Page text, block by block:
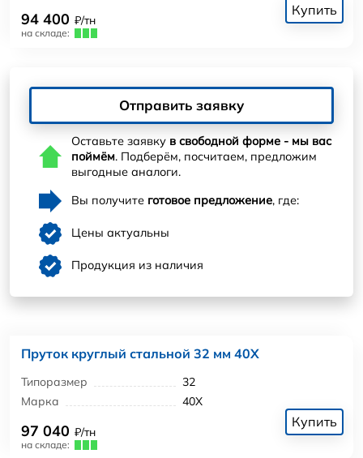
94 400 ₽/тн
на складе:
Купить
Отправить заявку
Оставьте заявку в свободной форме - мы вас
поймём. Подберём, посчитаем, предложим
выгодные аналоги.
Вы получите готовое предложение, где:
Цены актуальны
Продукция из наличия
Пруток круглый стальной 32 мм 40Х
Типоразмер
32
Марка
40Х
97 040 ₽/тн
на складе:
Купить